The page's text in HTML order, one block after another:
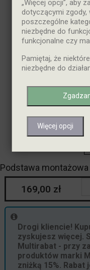
„Więcej opcji”, aby
dotyczącymi zgody,
poszczególne
niezbędne do
funkcjonalne czy
Pamiętaj, że
niezbędne do
Więcej opcji
Podstawa montażowa
169,00 zł
Drogi kliencie!
zyskujesz więcej.
Multirabat - przy
produktów marki
zniżką 15%.